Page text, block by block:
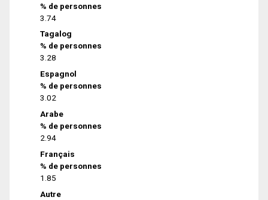
% de personnes
3.74
Tagalog
% de personnes
3.28
Espagnol
% de personnes
3.02
Arabe
% de personnes
2.94
Français
% de personnes
1.85
Autre